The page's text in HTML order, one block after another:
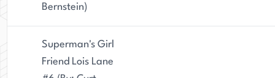
Bernstein)
Superman's Girl
Friend Lois Lane